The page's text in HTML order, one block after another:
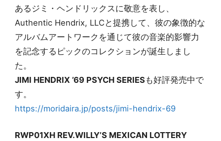
あるジミ・ヘンドリックスに敬意を表し、
Authentic Hendrix, LLCと提携して、彼の象徴的な
アルバムアートワークを通じて彼の音楽的影響力
を記念するピックのコレクションが誕生しまし
た。
JIMI HENDRIX ’69 PSYCH SERIES も好評発売中で
す。
https://moridaira.jp/posts/jimi-hendrix-69
RWP01XH REV.WILLY’S MEXICAN LOTTERY